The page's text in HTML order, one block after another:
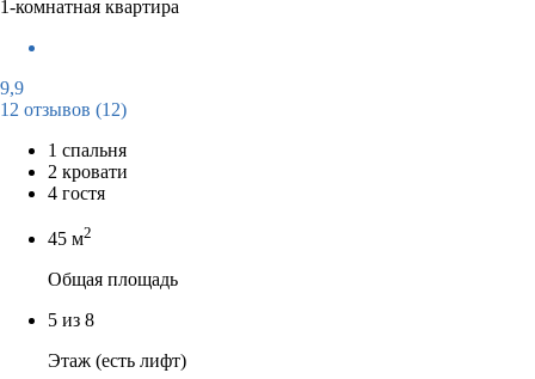
1-комнатная квартира
9,9
12 отзывов (12)
1 спальня
2 кровати
4 гостя
45 м2
Общая площадь
5 из 8
Этаж (есть лифт)